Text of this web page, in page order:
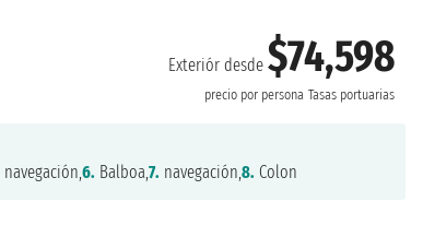
Exteriór desde$74,598
precio por persona Tasas portuarias
navegación,6. Balboa,7. navegación,8. Colon